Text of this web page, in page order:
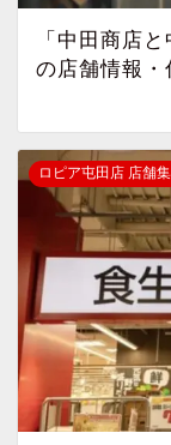
「中田商店
の店舗情報・
ロピア屯田店 店舗